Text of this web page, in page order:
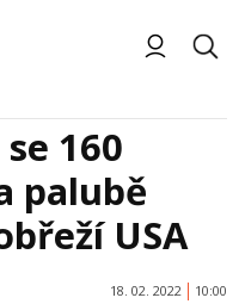
160
palubě
USA
18. 02. 2022 10:00